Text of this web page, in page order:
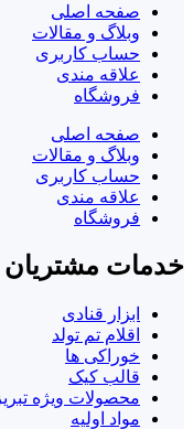
صفحه اصلی
وبلاگ و مقالات
حساب کاربری
علاقه مندی
فروشگاه
صفحه اصلی
وبلاگ و مقالات
حساب کاربری
علاقه مندی
فروشگاه
خدمات مشتریان
ابزار قنادی
اقلام تم تولد
خوراکی ها
قالب کیک
محصولات ویژه
مواد اولیه